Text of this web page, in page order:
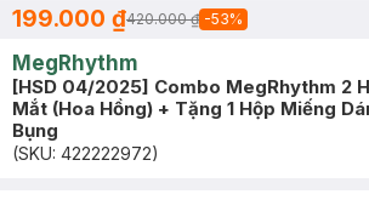
199.000 ₫420.000 ₫ -53%
MegRhythm
[HSD 04/2025] Combo MegRhythm 2
Mắt (Hoa Hồng) + Tặng 1 Hộp Miếng
Bụng
(SKU: 422222972)